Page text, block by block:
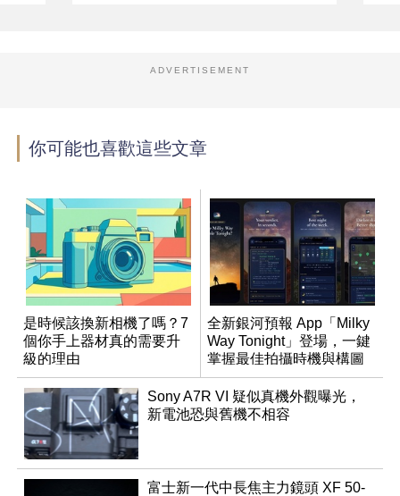
ADVERTISEMENT
你可能也喜歡這些文章
是時候該換新相機了嗎？7
個你手上器材真的需要升
級的理由
全新銀河預報 App「Milky
Way Tonight」登場，一鍵
掌握最佳拍攝時機與構圖
Sony A7R VI 疑似真機外觀曝光，
新電池恐與舊機不相容
富士新一代中長焦主力鏡頭 XF 50-